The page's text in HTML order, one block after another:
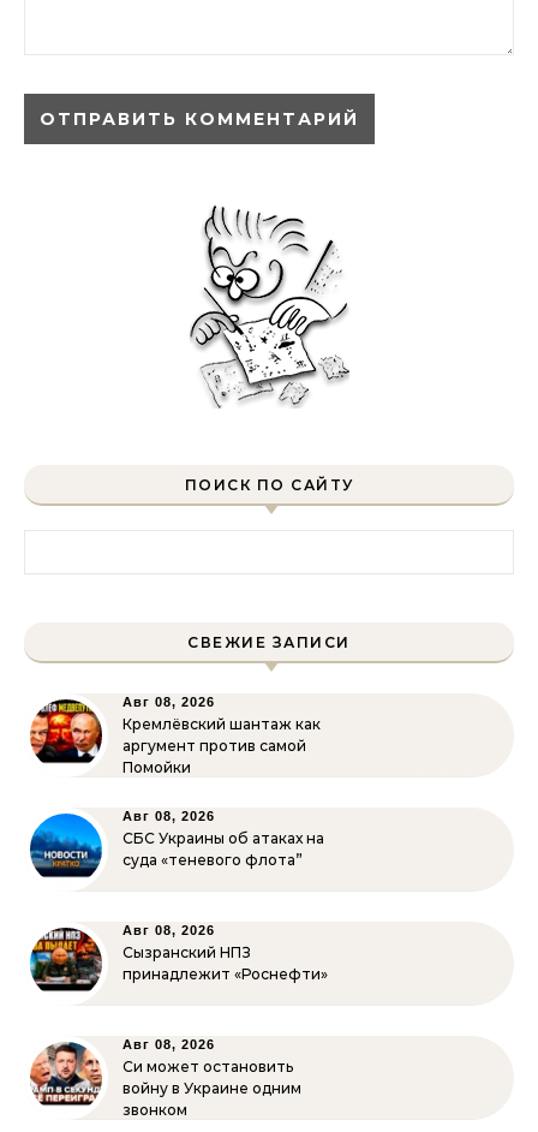
ПОИСК ПО САЙТУ
СВЕЖИЕ ЗАПИСИ
Авг 08, 2026
Кремлёвский шантаж как
аргумент против самой
Помойки
Авг 08, 2026
СБС Украины об атаках на
суда «теневого флота”
Авг 08, 2026
Сызранский НПЗ
принадлежит «Роснефти»
Авг 08, 2026
Си может остановить
войну в Украине одним
звонком